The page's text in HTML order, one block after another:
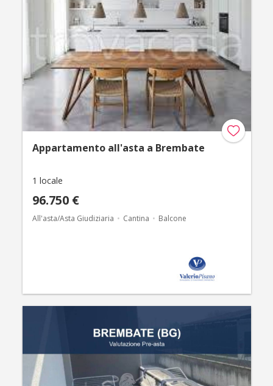
Appartamento all'asta a Brembate
1 locale
96.750 €
All'asta/Asta Giudiziaria Cantina Balcone